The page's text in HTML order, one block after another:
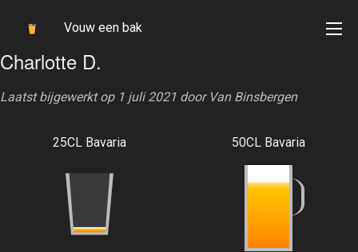
Vouw een bak
Charlotte D.
Laatst bijgewerkt op 1 juli 2021 door Van Binsbergen
25CL Bavaria 50CL Bavaria